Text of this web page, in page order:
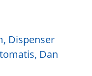
Dispenser
Dan